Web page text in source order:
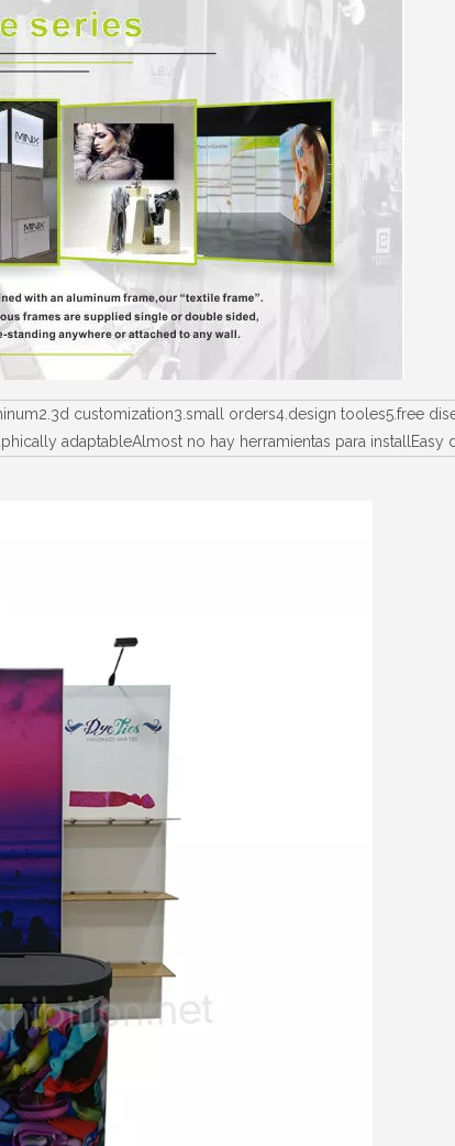
customization3.small orders4.design tooles5.free
adaptableAlmost no hay herramientas para installEasy